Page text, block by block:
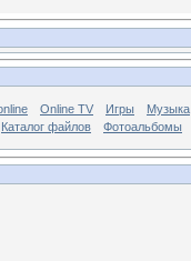
Online TV Игры
Музыка
Каталог файлов Фотоальбомы